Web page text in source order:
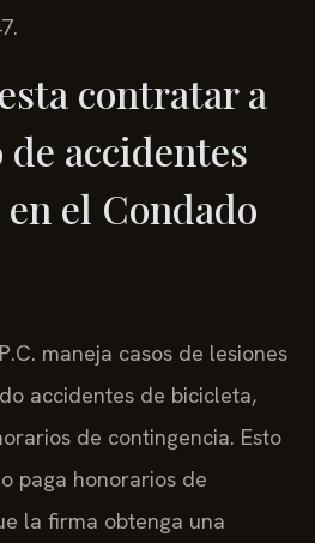
contratar a
accidentes
el Condado
maneja casos de lesiones
accidentes de bicicleta,
de contingencia. Esto
paga honorarios de
la firma obtenga una